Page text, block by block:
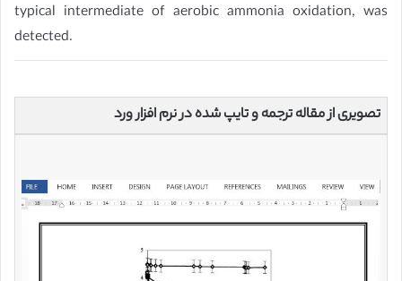
typical intermediate of aerobic ammonia oxidation, was
detected.
تصویری از مقاله ترجمه و تایپ شده در نرم افزار ورد